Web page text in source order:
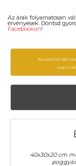
Az árak folyamatosan
érvényesek. Döntsd
Facebookon!
Az ajánlat 232
ezért
40x30x20 cm